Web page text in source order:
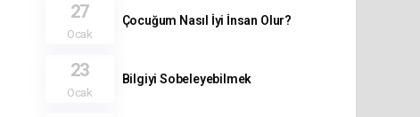
27
Ocak
Çocuğum Nasıl İyi İnsan Olur?
23
Ocak
Bilgiyi Sobeleyebilmek